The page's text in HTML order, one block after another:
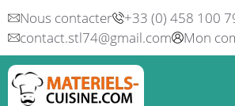
Aller
au
contenu
Nous contacter
+33 (0) 458 100
contact.stl74@gmail.com
Mon